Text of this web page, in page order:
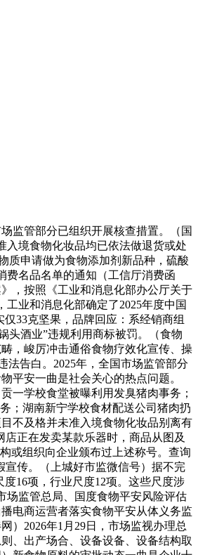
监管部分已组织开展核查措置。（国
入境食物化妆品均已依法做退货或处
质申请做为食物添加剂新品种，硫酸
费名品名单的通知（工信厅消费函
，按照《工业和消息化部办公厅关于
业和消息化部确定了2025年度中国
33克坚果，品牌回应：系经销商组
头酒业”违规利用商标被罚。（食物
，峻厉冲击通俗食物疗效化宣传、操
法告白。2025年，全国市场监管部分
平安一曲是社会关心的热点问题。
一学校食堂被曝利用发臭猪肉事务；
；湖南新宁学校食材配送公司猪肉扔
不及格并未准入境食物化妆品别离有
正在发卖某款乐器时，商品从图及
或组织向企业颁布过上述称号。查询
宣传。（上城好市监微信号）据不完
16项，行业尺度12项。这些尺度涉
场监管总局、国度食物平安风险评估
电商运营者落实食物平安从体义务监
）2026年1月29日，市场监视办理总
、出产场合、设备设备、设备结构取